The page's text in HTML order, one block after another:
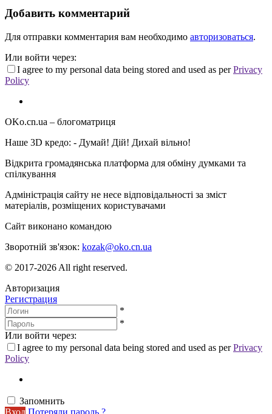
Добавить комментарий
Для отправки комментария вам необходимо авторизоваться.
Или войти через:
I agree to my personal data being stored and used as perPrivacy
Policy
OKo.cn.ua – блогоматриця
Наше 3D кредо: - Думай! Дій! Дихай вільно!
Відкрита громадянська платформа для обміну думками та
спілкування
Адміністрація сайту не несе відповідальності за зміст
матеріалів, розміщених користувачами
Сайт виконано командою
Зворотній зв'язок: kozak@oko.cn.ua
© 2017-2026 All right reserved.
Авторизация
Регистрация
*
*
Или войти через:
I agree to my personal data being stored and used as perPrivacy
Policy
Запомнить
Потеряли пароль ?